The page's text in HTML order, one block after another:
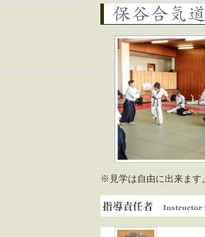
西東京市 保谷合気
※見学は自由に出来ます
指導責任者